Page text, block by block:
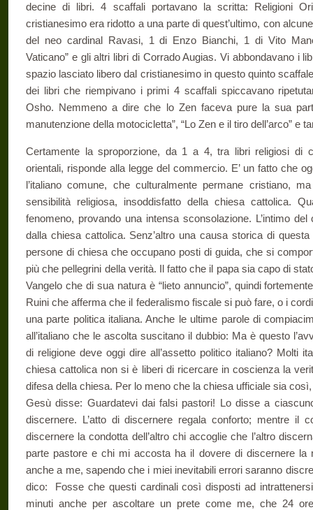
decine di libri. 4 scaffali portavano la scritta: Religioni
cristianesimo era ridotto a una parte di quest’ultimo, con
del neo cardinal Ravasi, 1 di Enzo Bianchi, 1 di Vito
Vaticano” e gli altri libri di Corrado Augias. Vi abbondavano i
spazio lasciato libero dal cristianesimo in questo quinto
dei libri che riempivano i primi 4 scaffali spiccavano
Osho. Nemmeno a dire che lo Zen faceva pure la sua
manutenzione della motocicletta”, “Lo Zen e il tiro dell’arco” e
Certamente la sproporzione, da 1 a 4, tra libri religiosi di
orientali, risponde alla legge del commercio. E’ un fatto che
l’italiano comune, che culturalmente permane cristiano,
sensibilità religiosa, insoddisfatto della chiesa cattolica.
fenomeno, provando una intensa sconsolazione. L’intimo
dalla chiesa cattolica. Senz’altro una causa storica di
persone di chiesa che occupano posti di guida, che si
più che pellegrini della verità. Il fatto che il papa sia capo di
Vangelo che di sua natura è “lieto annuncio”, quindi
Ruini che afferma che il federalismo fiscale si può fare, o i
una parte politica italiana. Anche le ultime parole di
all’italiano che le ascolta suscitano il dubbio: Ma è questo
di religione deve oggi dire all’assetto politico italiano? Molti
chiesa cattolica non si è liberi di ricercare in coscienza la
difesa della chiesa. Per lo meno che la chiesa ufficiale sia
Gesù disse: Guardatevi dai falsi pastori! Lo disse a
discernere. L’atto di discernere regala conforto; mentre il
discernere la condotta dell’altro chi accoglie che l’altro
parte pastore e chi mi accosta ha il dovere di discernere la
anche a me, sapendo che i miei inevitabili errori saranno
dico: Fosse che questi cardinali così disposti ad
minuti anche per ascoltare un prete come me, che 24